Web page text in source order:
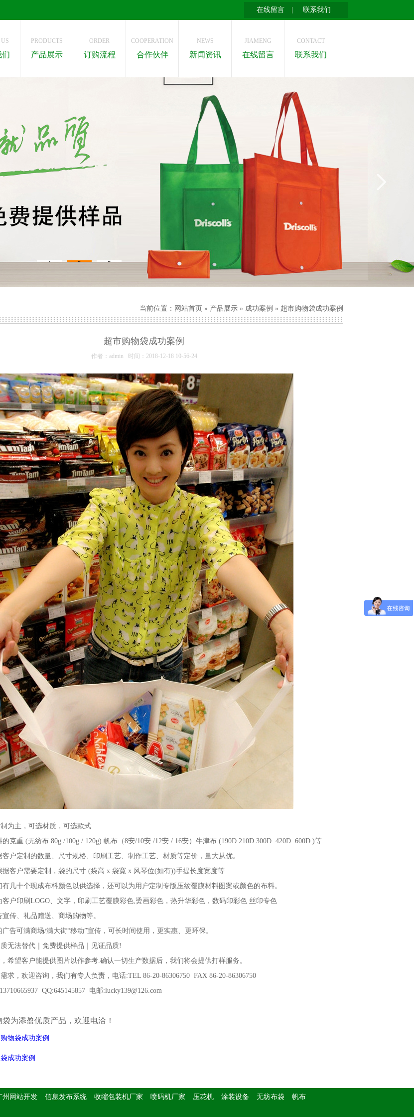
在线留言 联系我们
们
PRODUCTS
产品展示
ORDER
订购流程
COOPERATION
合作伙伴
NEWS
新闻资讯
JIAMENG
在线留言
CONTACT
联系我们
1 2 3
当前位置： 网站首页 » 产品展示 » 成功案例 » 超市购物袋成功案例
超市购物袋成功案例
作者：admin 时间：2018-12-18 10-56-24
为主，可选材质，可选款式
的克重 (无纺布 80g /100g / 120g) 帆布（8安/10安 /12安 / 16安）牛津布 (190D 210D 300D 420D 600D )等
客户定制的数量、尺寸规格、印刷工艺、制作工艺、材质等定价，量大从优。
据客户需要定制，袋的尺寸 (袋高 x 袋寛 x 风琴位(如有))手提长度宽度等
有几十个现成布料颜色以供选择，还可以为用户定制专版压纹覆膜材料图案或颜色的布料。
客户印刷LOGO、文字，印刷工艺覆膜彩色,烫画彩色，热升华彩色，数码印彩色 丝印专色
宣传、礼品赠送、商场购物等。
广告可满商场/满大街“移动”宣传，可长时间使用，更实惠、更环保。
无法替代｜免费提供样品｜见证品质!
希望客户能提供图片以作参考.确认一切生产数据后，我们将会提供打样服务。
求，欢迎咨询，我们有专人负责，电话:TEL 86-20-86306750 FAX 86-20-86306750
QQ:645145857 电邮:lucky139@126.com
为添盈优质产品，欢迎电洽！
物袋成功案例
成功案例
州网站开发 信息发布系统 收缩包装机厂家 喷码机厂家 压花机 涂装设备 无纺布袋 帆布